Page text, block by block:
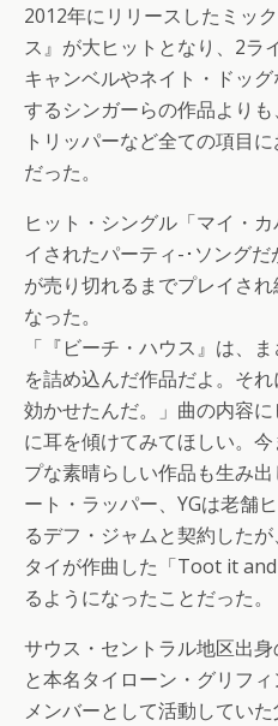
2012年にリリースしたミッ
ス』が大ヒットとなり、2ラ
キャンベルやネイト・ドッ
するシンガーらの作品より
トリッパーなど全ての項目
だった。
ヒット・シングル「マイ・
イされたパーティ-･ソング
が売り切れるまでプレイさ
なった。
「『ビーチ・ハウス』は、
を詰め込んだ作品だよ。そ
効かせたんだ。」曲の内容
に耳を傾けてみてほしい。
プな素晴らしい作品も生み
ート・ラッパー、YGは老舗
るデフ・ジャムと契約した
タイが作曲した「Toot it
るようになったことだった。
サウス・セントラル地区出
と本名タイローン・グリフ
メンバーとして活動してい